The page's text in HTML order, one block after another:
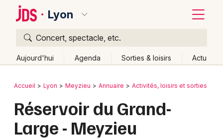
Lyon
Concert, spectacle, etc.
Aujourd'hui Agenda Sorties & loisirs Actu
Publier un événement
Bordeaux
Colmar
Retour
Accueil Lyon Meyzieu Annuaire Activités, loisirs et sorties
Réservoir du Grand-
Large - Meyzieu
Quoi ?
Où ?
Près de moi
Changer de lieu
Quand ?